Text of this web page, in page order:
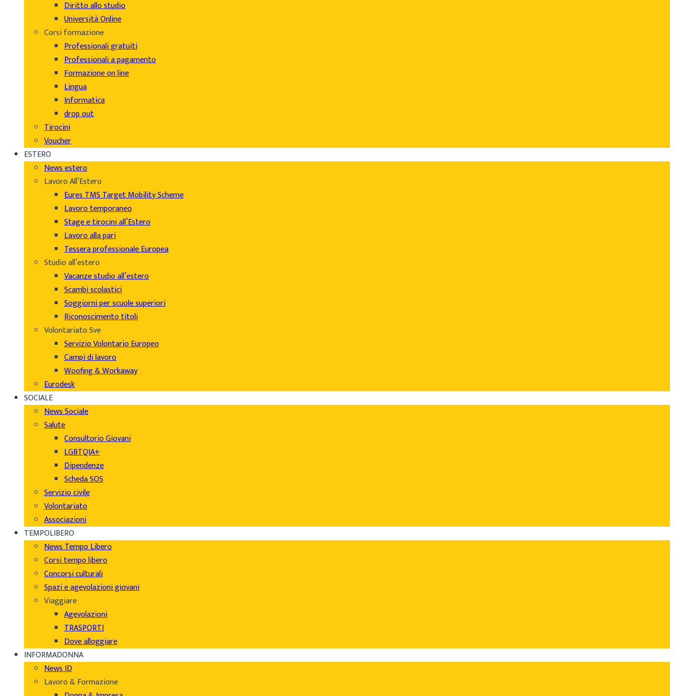
Diritto allo studio
Università Online
Corsi formazione
Professionali gratuiti
Professionali a pagamento
Formazione on line
Lingua
Informatica
drop out
Tirocini
Voucher
ESTERO
News estero
Lavoro All’Estero
Eures TMS Target Mobility Scheme
Lavoro temporaneo
Stage e tirocini all’Estero
Lavoro alla pari
Tessera professionale Europea
Studio all’estero
Vacanze studio all’estero
Scambi scolastici
Soggiorni per scuole superiori
Riconoscimento titoli
Volontariato Sve
Servizio Volontario Europeo
Campi di lavoro
Woofing & Workaway
Eurodesk
SOCIALE
News Sociale
Salute
Consultorio Giovani
LGBTQIA+
Dipendenze
Scheda SOS
Servizio civile
Volontariato
Associazioni
TEMPOLIBERO
News Tempo Libero
Corsi tempo libero
Concorsi culturali
Spazi e agevolazioni giovani
Viaggiare
Agevolazioni
TRASPORTI
Dove alloggiare
INFORMADONNA
News ID
Lavoro & Formazione